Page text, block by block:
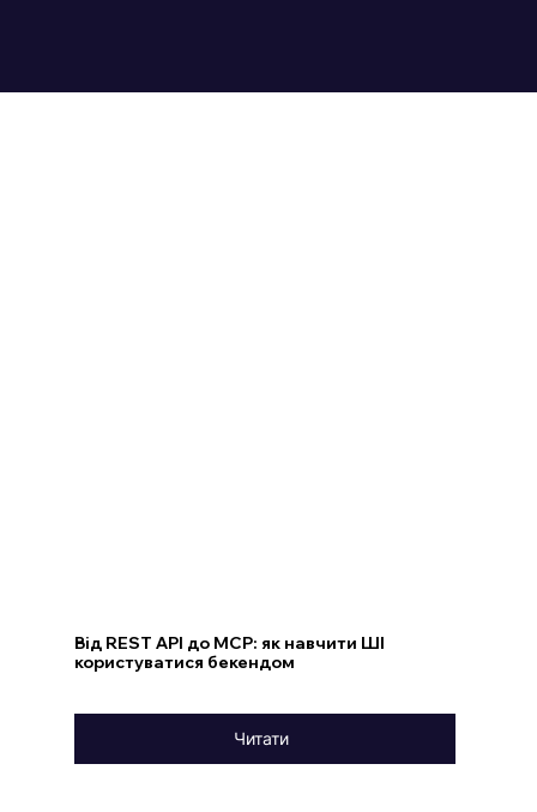
Від REST API до MCP: як навчити ШІ
користуватися бекендом
Читати